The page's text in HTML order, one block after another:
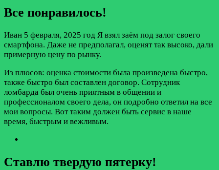
Все понравилось!
Иван 5 февраля, 2025 год Я взял заём под залог своего
смартфона. Даже не предполагал, оценят так высоко, дали
примерную цену по рынку.
Из плюсов: оценка стоимости была произведена быстро,
также быстро был составлен договор. Сотрудник
ломбарда был очень приятным в общении и
профессионалом своего дела, он подробно ответил на все
мои вопросы. Вот таким должен быть сервис в наше
время, быстрым и вежливым.
Ставлю твердую пятерку!